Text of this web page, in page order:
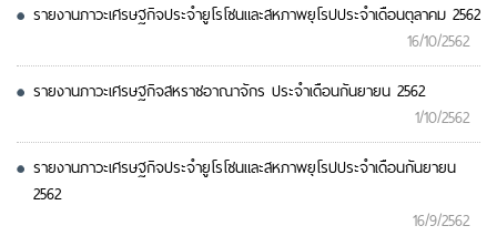
รายงานภาวะเศรษฐกิจประจำยูโรโซนและสหภาพยุโรปประจำเดือนตุลาคม 2562
16/10/2562
รายงานภาวะเศรษฐกิจสหราชอาณาจักร ประจำเดือนกันยายน 2562
1/10/2562
รายงานภาวะเศรษฐกิจประจำยูโรโซนและสหภาพยุโรปประจำเดือนกันยายน
2562
16/9/2562